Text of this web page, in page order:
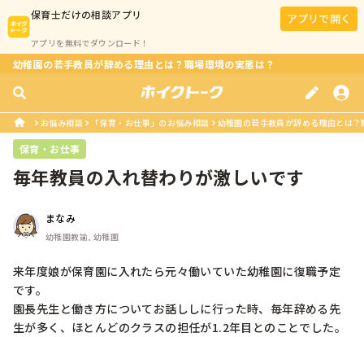
保育士だけの相談アプリ
アプリを無料でダウンロード！
アプリで開く
幼稚園の若手教員が辞める理由とは？職場環境の実態は？
お悩み相談 「保育・お仕事」のお悩み相談 幼稚園の若手教員が辞める理由とは
保育・お仕事
毎年教員の入れ替わりが激しいです
まなみ
幼稚園教諭, 幼稚園
来年度娘が保育園に入れたら元々働いていた幼稚園に復職予定
です。
園長先生と働き方についてお話ししに行った時、毎年辞める先
生が多く、ほとんどのクラスの担任が1.2年目とのことでした。